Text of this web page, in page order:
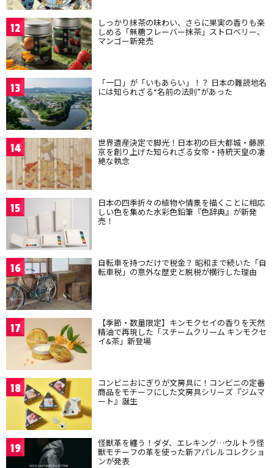
12 しっかり抹茶の味わい、さらに果実の香りも楽
しめる「無糖フレーバー抹茶」ストロベリー、
マンゴー新発売
13 「一口」が「いもあらい」！？ 日本の難読地名
には知られざる“名前の法則”があった
14 世界遺産決定で脚光！日本初の巨大都城・藤原
京を創り上げた知られざる女帝・持統天皇の凄
絶な執念
15 日本の四季折々の植物や情景を描くことに相応
しい色を集めた水彩色鉛筆『色辞典』が新発
売！
16 自転車を持つだけで税金？ 昭和まで続いた「自
転車税」の意外な歴史と脱税が横行した理由
17 【季節・数量限定】キンモクセイの香りを天然
精油で再現した「スチームクリーム キンモクセ
イ&茶」新登場
18 コンビニおにぎりが文房具に！コンビニの定番
商品をモチーフにした文房具シリーズ『ジムマ
ート』誕生
19 怪獣革を纏う！ダダ、エレキング…ウルトラ怪
獣モチーフの革を使った新アパレルコレクショ
ンが発表